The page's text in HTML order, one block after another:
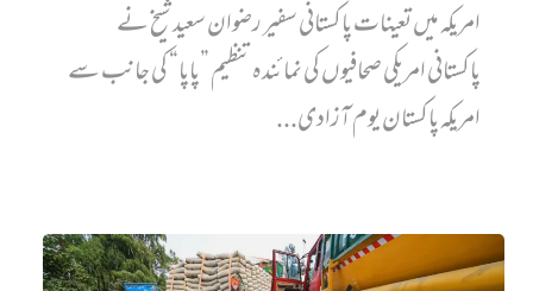
امریکہ میں تعینات پاکستانی سفیر رضوان سعید شیخ نے
پاکستانی امریکی صحافیوں کی نمائندہ تنظیم ”پاپا“ کی جانب سے
امریکہ پاکستان یوم آزادی...